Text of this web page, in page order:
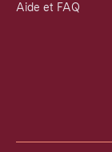
Aide et FAQ